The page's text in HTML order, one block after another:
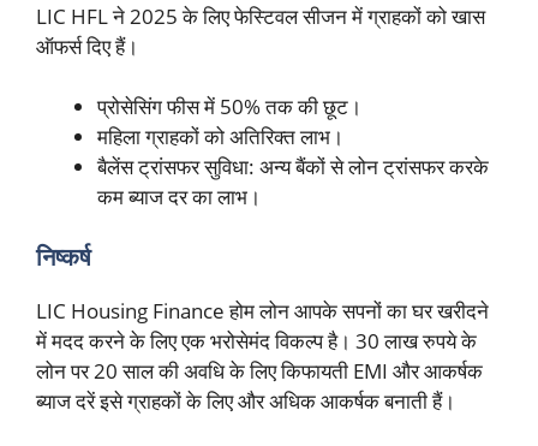
LIC HFL ने 2025 के लिए फेस्टिवल सीजन में ग्राहकों को खास
ऑफर्स दिए हैं।
प्रोसेसिंग फीस में 50% तक की छूट।
महिला ग्राहकों को अतिरिक्त लाभ।
बैलेंस ट्रांसफर सुविधा: अन्य बैंकों से लोन ट्रांसफर करके
कम ब्याज दर का लाभ।
निष्कर्ष
LIC Housing Finance होम लोन आपके सपनों का घर खरीदने
में मदद करने के लिए एक भरोसेमंद विकल्प है। 30 लाख रुपये के
लोन पर 20 साल की अवधि के लिए किफायती EMI और आकर्षक
ब्याज दरें इसे ग्राहकों के लिए और अधिक आकर्षक बनाती हैं।